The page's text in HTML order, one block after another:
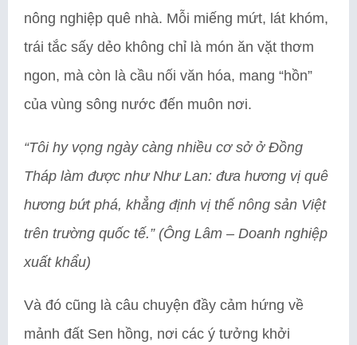
nông nghiệp quê nhà. Mỗi miếng mứt, lát khóm,
trái tắc sấy dẻo không chỉ là món ăn vặt thơm
ngon, mà còn là cầu nối văn hóa, mang “hồn”
của vùng sông nước đến muôn nơi.
“Tôi hy vọng ngày càng nhiều cơ sở ở Đồng
Tháp làm được như Như Lan: đưa hương vị quê
hương bứt phá, khẳng định vị thế nông sản Việt
trên trường quốc tế.” (Ông Lâm – Doanh nghiệp
xuất khẩu)
Và đó cũng là câu chuyện đầy cảm hứng về
mảnh đất Sen hồng, nơi các ý tưởng khởi